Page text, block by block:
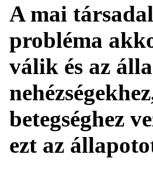
A mai
probléma
válik és az
betegséghez
ezt az